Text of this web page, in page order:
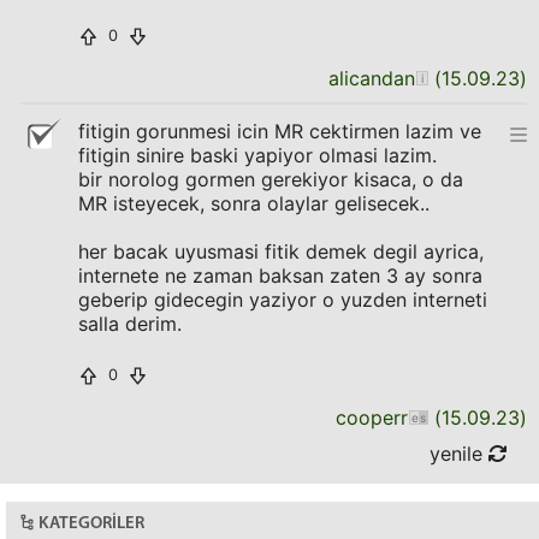
0
alicandan (15.09.23)
fitigin gorunmesi icin MR cektirmen lazim ve
fitigin sinire baski yapiyor olmasi lazim.
bir norolog gormen gerekiyor kisaca, o da
MR isteyecek, sonra olaylar gelisecek..
her bacak uyusmasi fitik demek degil ayrica,
internete ne zaman baksan zaten 3 ay sonra
geberip gidecegin yaziyor o yuzden interneti
salla derim.
0
cooperr (15.09.23)
yenile
KATEGORILER